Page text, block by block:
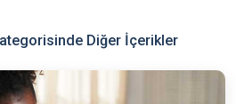
Diğer İçerikler